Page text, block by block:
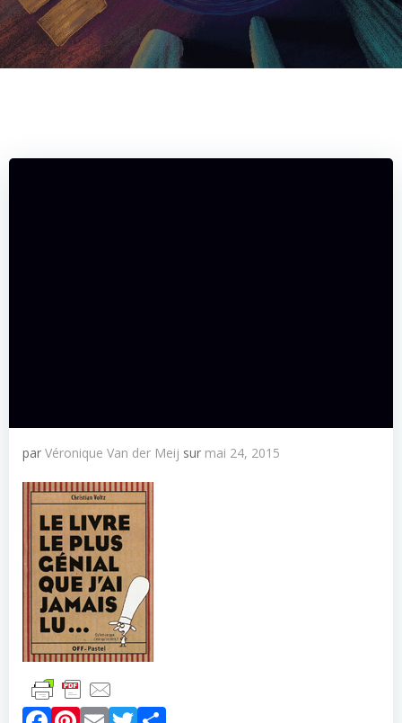
par Véronique Van der Meij sur mai 24, 2015